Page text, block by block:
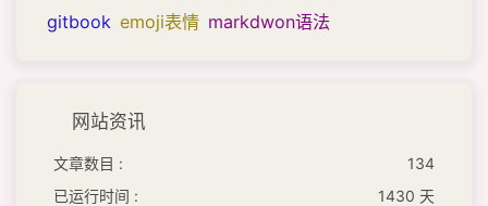
gitbook emoji表情 markdwon语法
网站资讯
文章数目 :
134
已运行时间 :
1430 天